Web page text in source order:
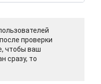
проверки
чтобы ваш
сразу, то